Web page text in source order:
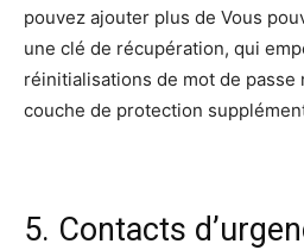
pouvez ajouter plus de Vous
une clé de récupération, qui
réinitialisations de mot de passe
couche de protection
5. Contacts